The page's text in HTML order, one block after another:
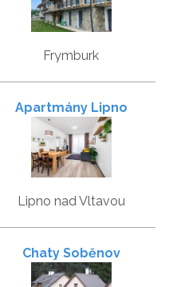
Frymburk
Apartmány Lipno
Lipno nad Vltavou
Chaty Soběnov